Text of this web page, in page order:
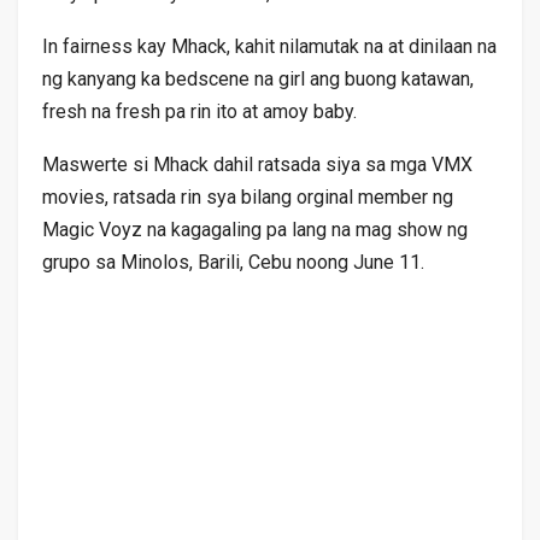
In fairness kay Mhack, kahit nilamutak na at dinilaan na
ng kanyang ka bedscene na girl ang buong katawan,
fresh na fresh pa rin ito at amoy baby.
Maswerte si Mhack dahil ratsada siya sa mga VMX
movies, ratsada rin sya bilang orginal member ng
Magic Voyz na kagagaling pa lang na mag show ng
grupo sa Minolos, Barili, Cebu noong June 11.